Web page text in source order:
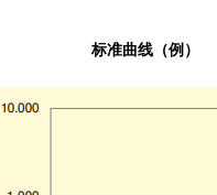
标准曲线（例）